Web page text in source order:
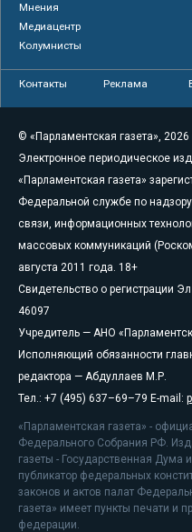
Мнения
Медиацентр
Колумнисты
Контакты Реклама
© «Парламентская газета», 2026
Электронное периодическое
«Парламентская газета»
Федеральной службе по
связи, информационных
массовых коммуникаций
августа 2011 года. 18+
Свидетельство о регистрации
46097
Учредитель — АНО
Исполняющий обязанности
редактора — Абдуллаев М.Р.
Тел.: +7 (495) 637–69–79 E-mail:
«Парламентская газета» -
Федерального Собрания РФ.
газеты - Государственная
публикатор федеральных
законов и актов палат
газета» имеет пункты печати и
федерации.